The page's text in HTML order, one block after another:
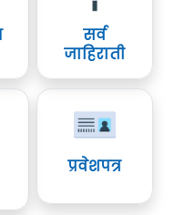
सर्व
जाहिराती
प्रवेशपत्र